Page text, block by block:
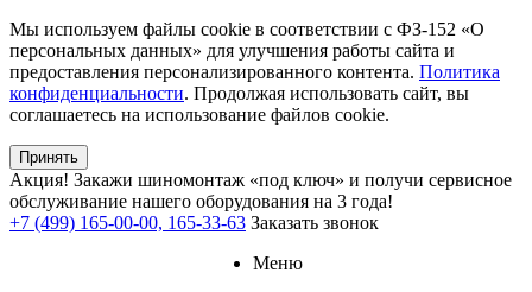
Мы используем файлы cookie в соответствии с ФЗ-152 «О
персональных данных» для улучшения работы сайта и
предоставления персонализированного контента. Политика
конфиденциальности. Продолжая использовать сайт, вы
соглашаетесь на использование файлов cookie.
Принять
Акция! Закажи шиномонтаж «под ключ» и получи сервисное
обслуживание нашего оборудования на 3 года!
+7 (499) 165-00-00, 165-33-63 Заказать звонок
Меню